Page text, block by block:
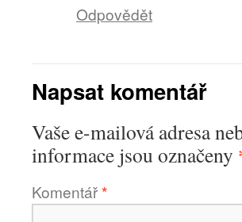
Odpovědět
Napsat komentář
Vaše e-mailová adresa
informace jsou označeny
Komentář*